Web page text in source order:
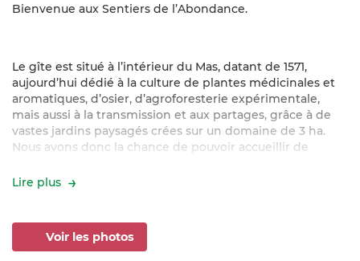
Bienvenue aux Sentiers de l’Abondance.
Le gîte est situé à l’intérieur du Mas, datant de 1571,
aujourd’hui dédié à la culture de plantes médicinales et
aromatiques, d’osier, d’agroforesterie expérimentale,
mais aussi à la transmission et aux partages, grâce à de
vastes jardins paysagés crées sur un domaine de 3 ha.
Nous avons donc la chance de pouvoir accueillir de
intérieur.
Le gîte est naturellement climatisé, de part l’épaisseur de
ses murs. Bien que rustique, il dispose de tout le confort
Lire plus
Voir les photos